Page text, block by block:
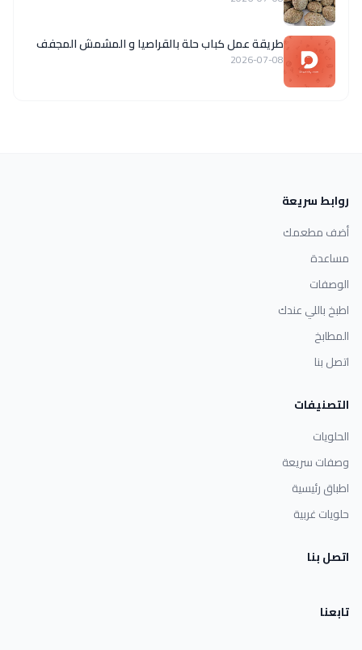
طريقة عمل كباب حلة بالقراصيا و المشمش المجفف
2026-07-08
روابط سريعة
أضف مطعمك
مساعدة
الوصفات
اطبخ باللي عندك
المطابخ
اتصل بنا
التصنيفات
الحلويات
وصفات سريعة
اطباق رئيسية
حلويات غربية
اتصل بنا
تابعنا